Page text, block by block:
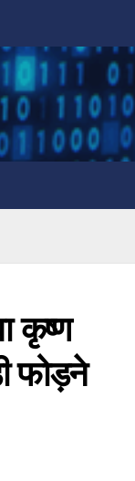
कृष्ण
फोड़ने